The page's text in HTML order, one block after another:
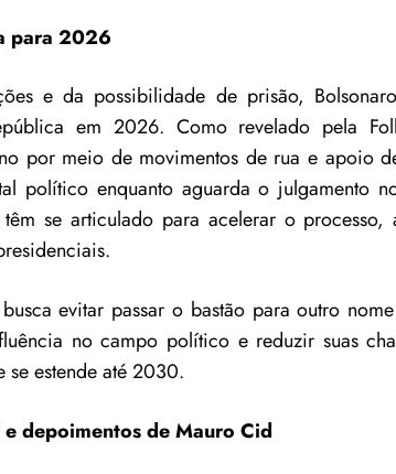
para 2026
e da possibilidade de prisão,
em 2026. Como revelado pela
por meio de movimentos de rua e apoio
político enquanto aguarda o julgamento
se articulado para acelerar o
evitar passar o bastão para outro
no campo político e reduzir suas
estende até 2030.
e depoimentos de Mauro Cid